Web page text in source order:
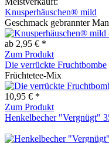
Knusperhäuschen® mild
Geschmack gebrannter
ab 2,95 € *
Zum Produkt
Die verrückte Fruchtbombe
Früchtetee-Mix
10,95 € *
Zum Produkt
Henkelbecher "Vergnügt"